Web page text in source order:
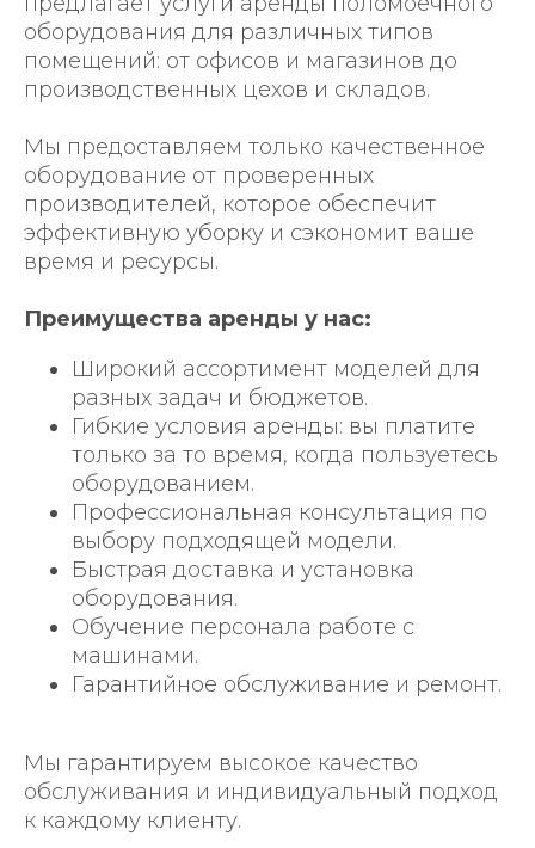
оборудования для различных типов
помещений: от офисов и магазинов до
производственных цехов и складов.
Мы предоставляем только качественное
оборудование от проверенных
производителей, которое обеспечит
эффективную уборку и сэкономит ваше
время и ресурсы.
Преимущества аренды у нас:
Широкий ассортимент моделей для
разных задач и бюджетов.
Гибкие условия аренды: вы платите
только за то время, когда пользуетесь
оборудованием.
Профессиональная консультация по
выбору подходящей модели.
Быстрая доставка и установка
оборудования.
Обучение персонала работе с
машинами.
Гарантийное обслуживание и ремонт.
Мы гарантируем высокое качество
обслуживания и индивидуальный подход
к каждому клиенту.